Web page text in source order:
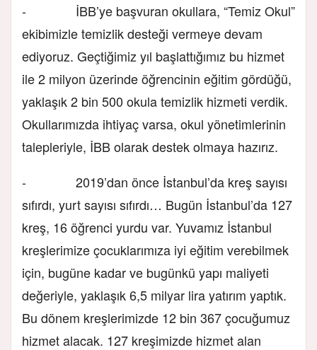
- İBB’ye başvuran okullara, “Temiz Okul”
ekibimizle temizlik desteği vermeye devam
ediyoruz. Geçtiğimiz yıl başlattığımız bu hizmet
ile 2 milyon üzerinde öğrencinin eğitim gördüğü,
yaklaşık 2 bin 500 okula temizlik hizmeti verdik.
Okullarımızda ihtiyaç varsa, okul yönetimlerinin
talepleriyle, İBB olarak destek olmaya hazırız.
- 2019’dan önce İstanbul’da kreş sayısı
sıfırdı, yurt sayısı sıfırdı… Bugün İstanbul’da 127
kreş, 16 öğrenci yurdu var. Yuvamız İstanbul
kreşlerimize çocuklarımıza iyi eğitim verebilmek
için, bugüne kadar ve bugünkü yapı maliyeti
değeriyle, yaklaşık 6,5 milyar lira yatırım yaptık.
Bu dönem kreşlerimizde 12 bin 367 çocuğumuz
hizmet alacak. 127 kreşimizde hizmet alan